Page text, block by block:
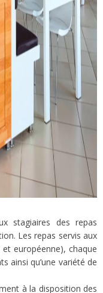
stagiaires des repas
Les repas servis aux
européenne), chaque
ainsi qu’une variété de
à la disposition des